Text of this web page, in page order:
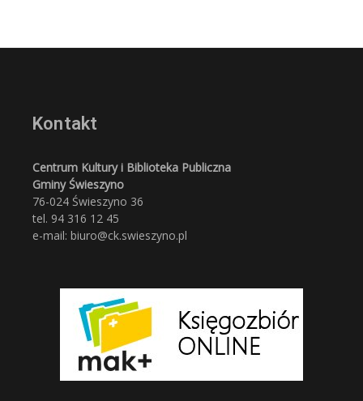
Kontakt
Centrum Kultury i Biblioteka Publiczna
Gminy Świeszyno
76-024 Świeszyno 36
tel. 94 316 12 45
e-mail: biuro@ck.swieszyno.pl